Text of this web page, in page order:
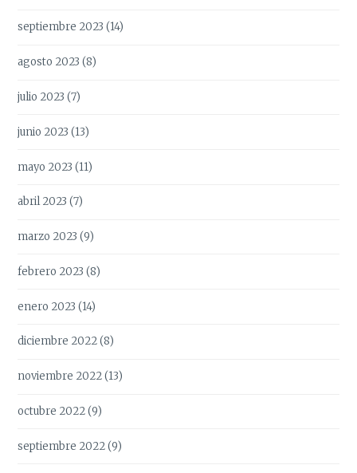
septiembre 2023 (14)
agosto 2023 (8)
julio 2023 (7)
junio 2023 (13)
mayo 2023 (11)
abril 2023 (7)
marzo 2023 (9)
febrero 2023 (8)
enero 2023 (14)
diciembre 2022(8)
noviembre 2022(13)
octubre 2022(9)
septiembre 2022(9)